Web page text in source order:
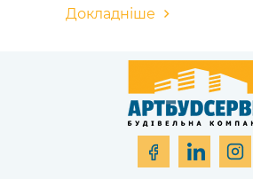
Докладніше